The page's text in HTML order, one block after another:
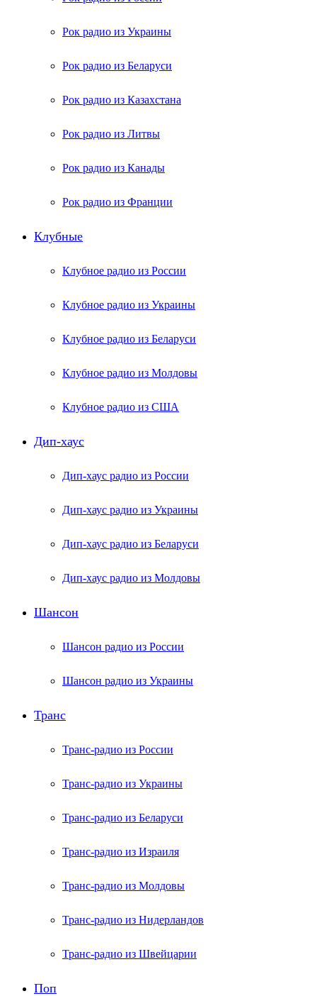
Рок радио из Украины
Рок радио из Беларуси
Рок радио из Казахстана
Рок радио из Литвы
Рок радио из Канады
Рок радио из Франции
Клубные
Клубное радио из России
Клубное радио из Украины
Клубное радио из Беларуси
Клубное радио из Молдовы
Клубное радио из США
Дип-хаус
Дип-хаус радио из России
Дип-хаус радио из Украины
Дип-хаус радио из Беларуси
Дип-хаус радио из Молдовы
Шансон
Шансон радио из России
Шансон радио из Украины
Транс
Транс-радио из России
Транс-радио из Украины
Транс-радио из Беларуси
Транс-радио из Израиля
Транс-радио из Молдовы
Транс-радио из Нидерландов
Транс-радио из Швейцарии
Поп